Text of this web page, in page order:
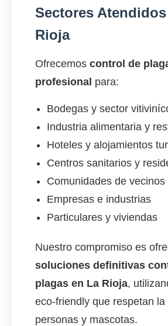
Sectores
Rioja
Ofrecemos control de
profesional para:
Bodegas y sector
Industria alimentaria y
Hoteles y alojamientos
Centros sanitarios y
Comunidades de vecinos
Empresas e industrias
Particulares y viviendas
Nuestro compromiso es
soluciones definitivas
plagas en La Rioja,
eco-friendly que respetan la
personas y mascotas.